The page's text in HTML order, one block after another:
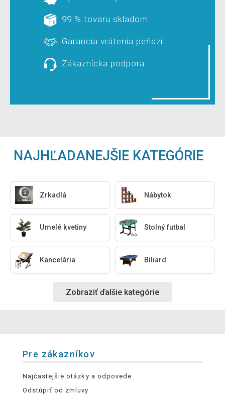
99 % tovaru skladom
Garancia vrátenia peňazí
Zákaznícka podpora
NAJHĽADANEJŠIE KATEGÓRIE
Zrkadlá Nábytok
Umelé kvetiny Stolný futbal
Kancelária Biliard
Zobraziť ďalšie kategórie
Pre zákazníkov
Najčastejšie otázky a odpovede
Odstúpiť od zmluvy